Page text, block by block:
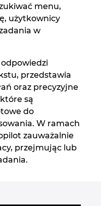
menu,
użytkownicy
w
przedstawia
oraz precyzyjne
są
do
W ramach
zauważalnie
przejmując lub